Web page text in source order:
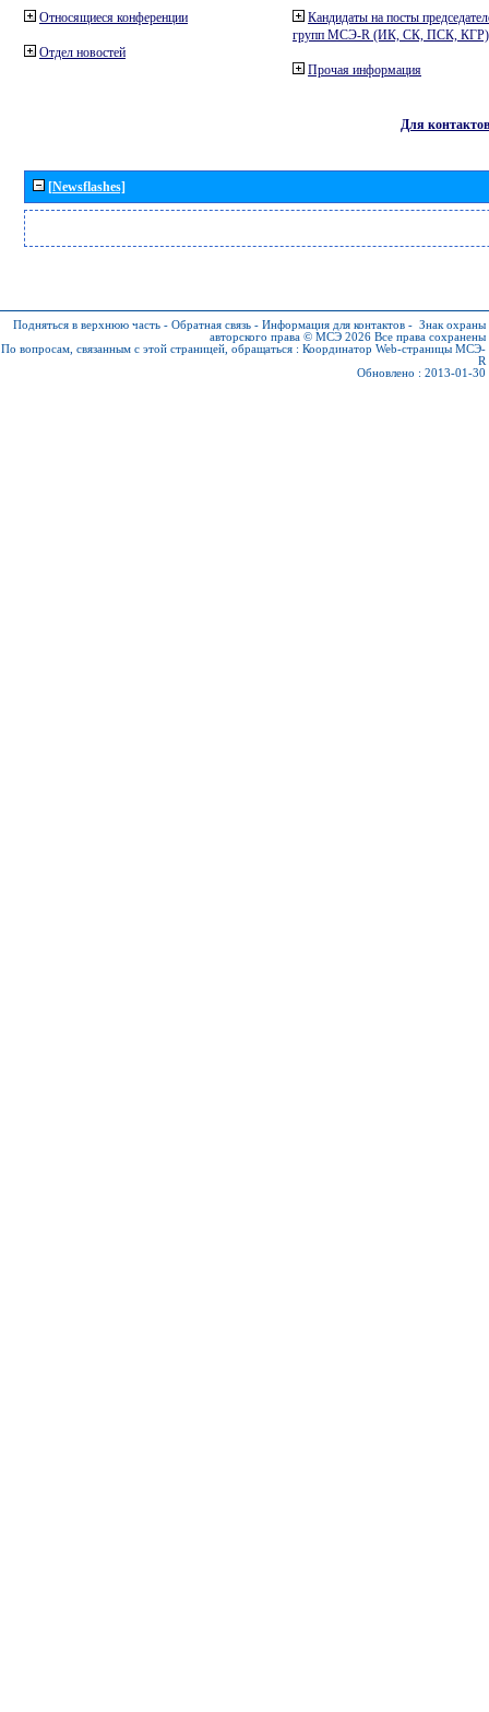
Относящиеся конференции
Отдел новостей
Кандидаты на посты
групп МСЭ-R (ИК, СК, ПСК, КГР)
Прочая информация
Для контактов
[Newsflashes]
Подняться в верхнюю часть - Обратная связь - Информация для контактов - Знак охраны
авторского права © МСЭ 2026 Все права сохранены
По вопросам, связанным с этой страницей, обращаться : Координатор Web-страницы МСЭ-
R
Обновлено : 2013-01-30